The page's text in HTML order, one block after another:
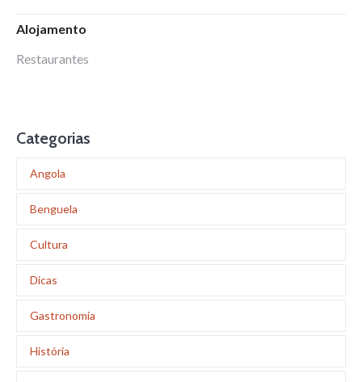
Alojamento
Restaurantes
Categorias
Angola
Benguela
Cultura
Dicas
Gastronomia
História